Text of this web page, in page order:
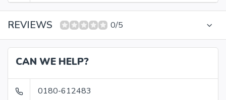
REVIEWS 0/5
CAN WE HELP?
0180-612483